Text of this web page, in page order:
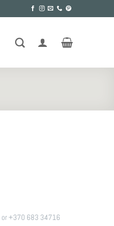
or +370 683 34716